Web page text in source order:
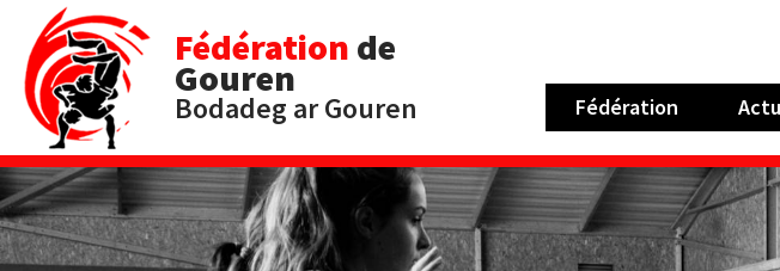
Fédération de
Gouren
Bodadeg ar Gouren Fédération